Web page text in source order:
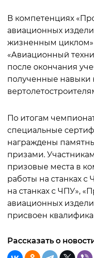
В компетенциях
авиационных
жизненным циклом»
«Авиационный
после окончания
полученные навыки
По итогам
специальные
награждены
призами.
призовые места в
работы на станках
на станках с ЧПУ»,
авиационных
присвоен
Рассказать о